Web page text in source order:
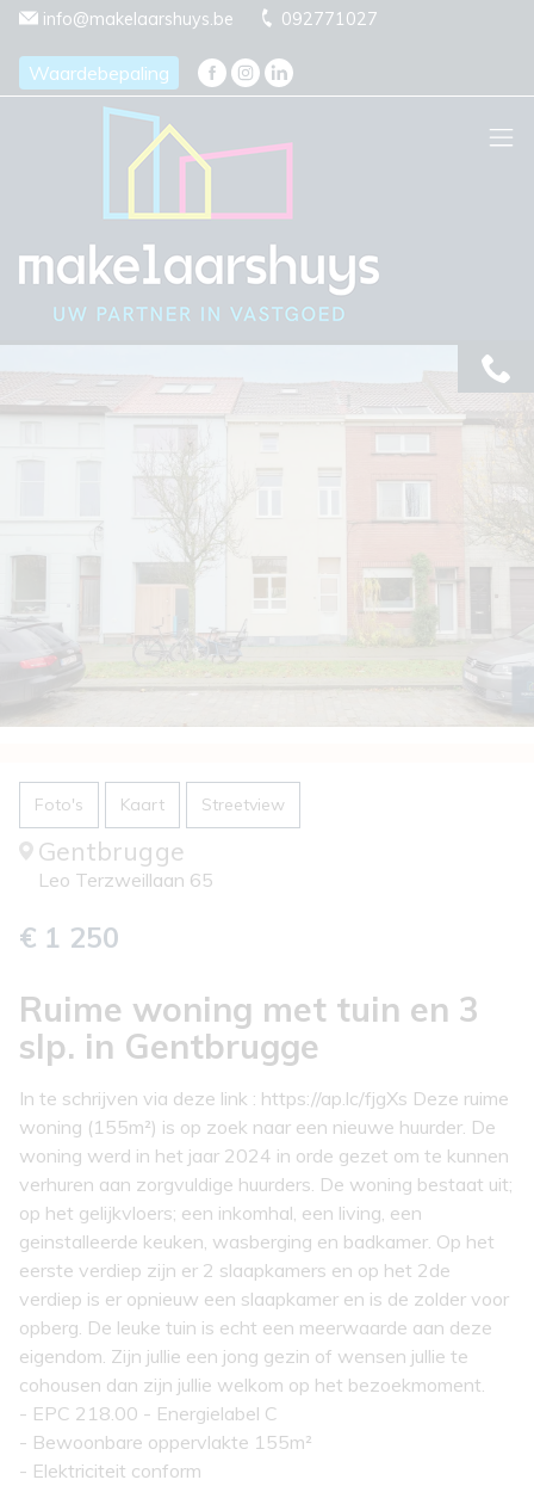
Menu overslaan en naar de inhoud gaan
info@makelaarshuys.be 092771027
Waardebepaling
Ruime woning met tuin en 3
slp. in Gentbrugge
Gentbrugge
Leo Terzweillaan 65
€ 1 250
Foto's Kaart Streetview
In te schrijven via deze link : https://ap.lc/fjgXs Deze ruime
woning (155m²) is op zoek naar een nieuwe huurder. De
woning werd in het jaar 2024 in orde gezet om te kunnen
verhuren aan zorgvuldige huurders. De woning bestaat uit;
op het gelijkvloers; een inkomhal, een living, een
geinstalleerde keuken, wasberging en badkamer. Op het
eerste verdiep zijn er 2 slaapkamers en op het 2de
verdiep is er opnieuw een slaapkamer en is de zolder voor
opberg. De leuke tuin is echt een meerwaarde aan deze
eigendom. Zijn jullie een jong gezin of wensen jullie te
cohousen dan zijn jullie welkom op het bezoekmoment.
- EPC 218.00 - Energielabel C
- Bewoonbare oppervlakte 155m²
- Elektriciteit conform